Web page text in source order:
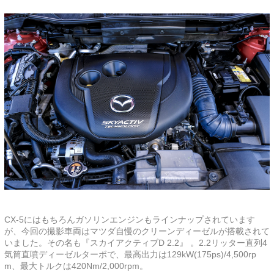
CX-5にはもちろんガソリンエンジンもラインナップされています
が、今回の撮影車両はマツダ自慢のクリーンディーゼルが搭載されて
いました。その名も『スカイアクティブD 2.2』 。2.2リッター直列4
気筒直噴ディーゼルターボで、最高出力は129kW(175ps)/4,500rp
m、最大トルクは420Nm/2,000rpm。